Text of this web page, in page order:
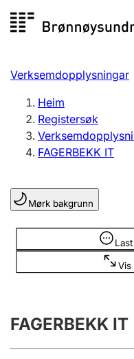
Registersøk
Aksjeselskap
Enkeltpersonføretak
Registrere, endre,
Lag og foreining
Registrere, endre,
Årsrekneskap
Innsending og
Verksemdopplysningar
Heim
Registersøk
FAGERBEKK IT
Mørk bakgrunn
Vis
Opplysninger er skjult
FAGERBEKK IT